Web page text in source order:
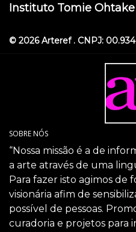
Instituto Tomie Ohtake
© 2026 Arteref . CNPJ:
SOBRE NÓS
“Nossa missão é a de
a arte através de uma
Para fazer isto agimos de
visionária afim de
possível de pessoas.
curadoria e projetos para